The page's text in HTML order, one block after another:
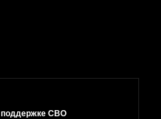
поддержке СВО